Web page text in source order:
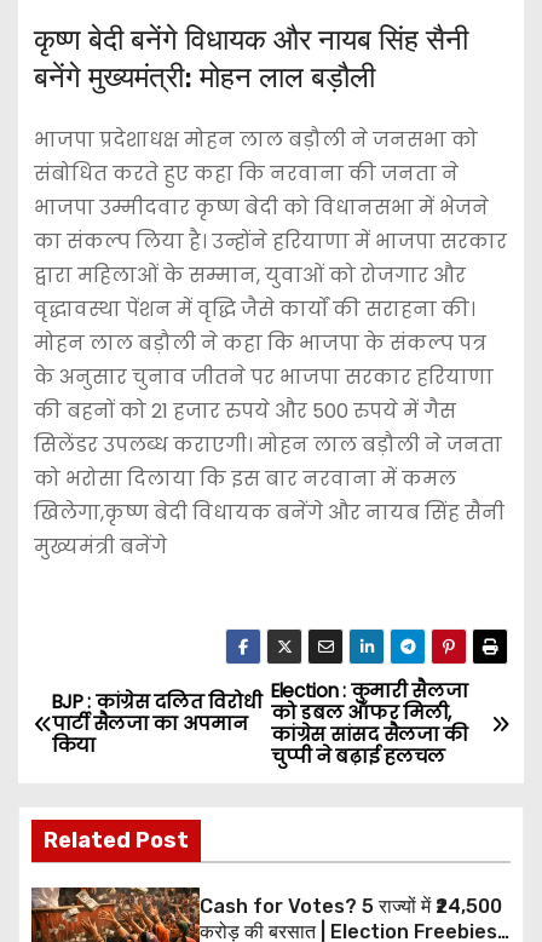
कृष्ण बेदी बनेंगे विधायक और नायब सिंह सैनी
बनेंगे मुख्यमंत्री: मोहन लाल बड़ौली
भाजपा प्रदेशाधक्ष मोहन लाल बड़ौली ने जनसभा को
संबोधित करते हुए कहा कि नरवाना की जनता ने
भाजपा उम्मीदवार कृष्ण बेदी को विधानसभा में भेजने
का संकल्प लिया है। उन्होंने हरियाणा में भाजपा सरकार
द्वारा महिलाओं के सम्मान, युवाओं को रोजगार और
वृद्धावस्था पेंशन में वृद्धि जैसे कार्यों की सराहना की।
मोहन लाल बड़ौली ने कहा कि भाजपा के संकल्प पत्र
के अनुसार चुनाव जीतने पर भाजपा सरकार हरियाणा
की बहनों को 21 हजार रुपये और 500 रुपये में गैस
सिलेंडर उपलब्ध कराएगी। मोहन लाल बड़ौली ने जनता
को भरोसा दिलाया कि इस बार नरवाना में कमल
खिलेगा,कृष्ण बेदी विधायक बनेंगे और नायब सिंह सैनी
मुख्यमंत्री बनेंगे
P
o
t
n
Election : कुमारी सैलजा
को डबल ऑफर मिली,
कांग्रेस सांसद सैलजा की
चुप्पी ने बढ़ाई हलचल
BJP : कांग्रेस दलित विरोधी
पार्टी सैलजा का अपमान
किया
Related Post
Cash for Votes? 5 राज्यों में ₹24,500
करोड़ की बरसात | Election Freebies